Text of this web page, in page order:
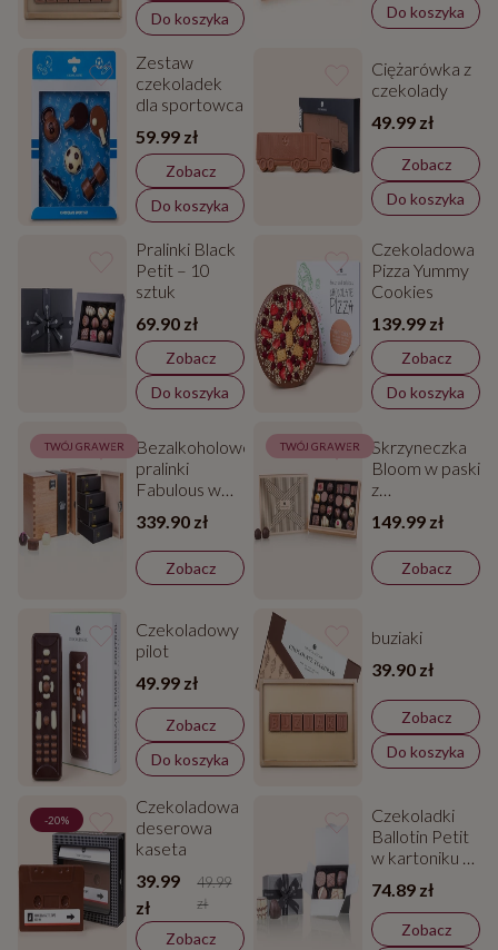
Do koszyka
Do koszyka
Zestaw
czekoladek
dla sportowca
59.99 zł
Zobacz
Do koszyka
Ciężarówka z
czekolady
49.99 zł
Zobacz
Do koszyka
Pralinki Black
Petit – 10
sztuk
69.90 zł
Zobacz
Do koszyka
Czekoladowa
Pizza Yummy
Cookies
139.99 zł
Zobacz
Do koszyka
TWÓJ GRAWER
Bezalkoholowe
pralinki
Fabulous w
szkatułce
339.90 zł
Zobacz
TWÓJ GRAWER
Skrzyneczka
Bloom w paski
z
czekoladkami
149.99 zł
Zobacz
Czekoladowy
pilot
49.99 zł
Zobacz
Do koszyka
buziaki
39.90 zł
Zobacz
Do koszyka
-20%
Czekoladowa
deserowa
kaseta
39.99
zł
49.99
zł
Zobacz
Czekoladki
Ballotin Petit
w kartoniku z
wstążką
74.89 zł
Zobacz